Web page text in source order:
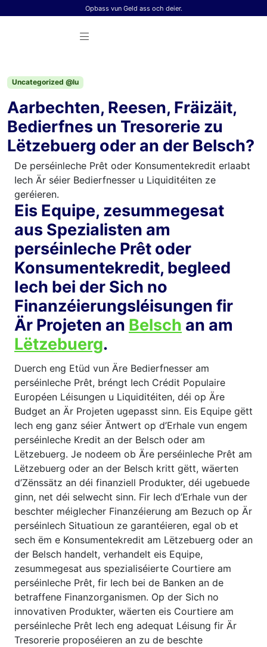
Opbass vun Geld ass och deier.
Uncategorized @lu
Aarbechten, Reesen, Fräizäit,
Bedierfnes un Tresorerie zu
Lëtzebuerg oder an der Belsch?
De perséinleche Prêt oder Konsumentekredit erlaabt
Iech Är séier Bedierfnesser u Liquiditéiten ze
geréieren.
Eis Equipe, zesummegesat
aus Spezialisten am
perséinleche Prêt oder
Konsumentekredit, begleed
Iech bei der Sich no
Finanzéierungsléisungen fir
Är Projeten an Belsch an am
Lëtzebuerg.
Duerch eng Etüd vun Äre Bedierfnesser am
perséinleche Prêt, bréngt Iech Crédit Populaire
Européen Léisungen u Liquiditéiten, déi op Äre
Budget an Är Projeten ugepasst sinn. Eis Equipe gëtt
Iech eng ganz séier Äntwert op d’Erhale vun engem
perséinleche Kredit an der Belsch oder am
Lëtzebuerg. Je nodeem ob Äre perséinleche Prêt am
Lëtzebuerg oder an der Belsch kritt gëtt, wäerten
d’Zënssätz an déi finanziell Produkter, déi ugebuede
ginn, net déi selwecht sinn. Fir Iech d’Erhale vun der
beschter méiglecher Finanzéierung am Bezuch op Är
perséinlech Situatioun ze garantéieren, egal ob et
sech ëm e Konsumentekredit am Lëtzebuerg oder an
der Belsch handelt, verhandelt eis Equipe,
zesummegesat aus spezialiséierte Courtiere am
perséinleche Prêt, fir Iech bei de Banken an de
betraffene Finanzorganismen. Op der Sich no
innovativen Produkter, wäerten eis Courtiere am
perséinleche Prêt Iech eng adequat Léisung fir Är
Tresorerie proposéieren an zu de beschte